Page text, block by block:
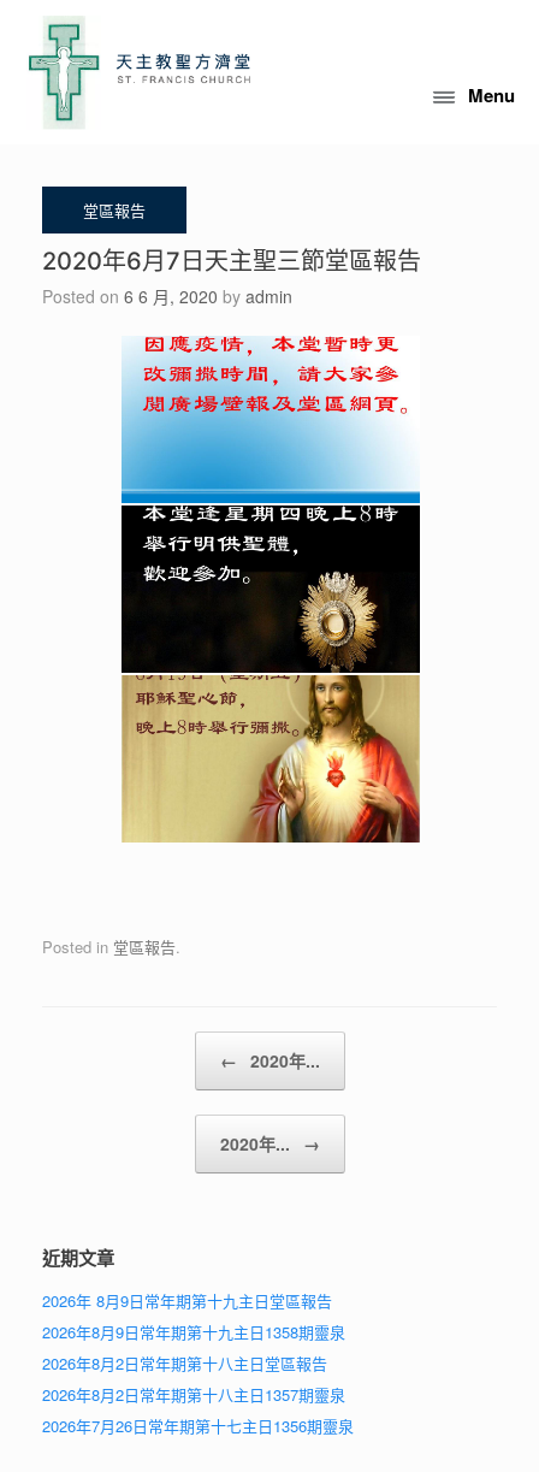
content
Menu
2020年6月7日天主聖三節堂區報告
Posted on 6 6 月, 2020 by admin
Posted in 堂區報告.
Post navigation
← 2020年...
2020年... →
近期文章
2026年 8月9日常年期第十九主日堂區報告
2026年8月9日常年期第十九主日1358期靈泉
2026年8月2日常年期第十八主日堂區報告
2026年8月2日常年期第十八主日1357期靈泉
2026年7月26日常年期第十七主日1356期靈泉